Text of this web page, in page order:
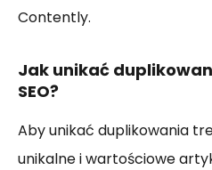
Contently.
Jak unikać
SEO?
Aby unikać duplikowania
unikalne i wartościowe